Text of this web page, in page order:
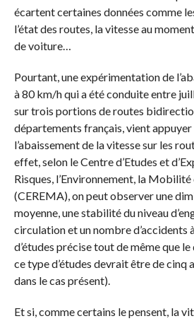
écartent certaines données comme
l’état des routes, la vitesse au
de voiture…
Pourtant, une expérimentation de
à 80 km/h qui a été conduite entre
sur trois portions de routes
départements français, vient
l’abaissement de la vitesse sur les
effet, selon le Centre d’Etudes et
Risques, l’Environnement, la Mobilité
(CEREMA), on peut observer une
moyenne, une stabilité du niveau
circulation et un nombre d’accidents
d’études précise tout de même que
ce type d’études devrait être de cinq
dans le cas présent).
Et si, comme certains le pensent, la